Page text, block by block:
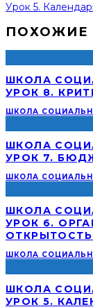
Урок 5.
ПОХОЖИЕ
ШКОЛА
УРОК 8.
ШКОЛА
ШКОЛА
УРОК 7.
ШКОЛА
ШКОЛА
УРОК 6.
ШКОЛА
ШКОЛА
УРОК 5.